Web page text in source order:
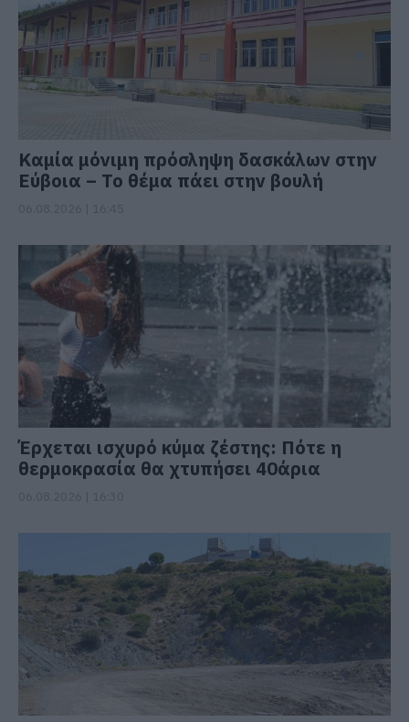
Καμία μόνιμη πρόσληψη δασκάλων στην
Εύβοια – Το θέμα πάει στην βουλή
Έρχεται ισχυρό κύμα ζέστης: Πότε η
θερμοκρασία θα χτυπήσει 40άρια